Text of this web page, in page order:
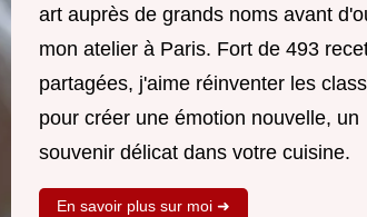
art auprès de grands noms avant
mon atelier à Paris. Fort de 493
partagées, j'aime réinventer les
pour créer une émotion nouvelle, un
souvenir délicat dans votre cuisine.
En savoir plus sur moi ➜